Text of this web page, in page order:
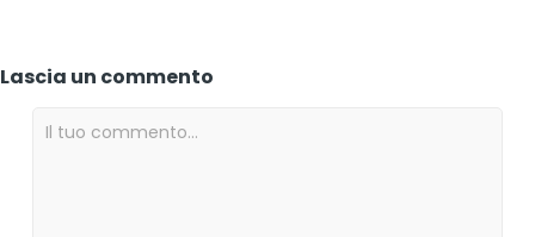
Lascia un commento